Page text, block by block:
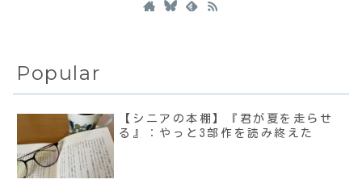
Popular
【シニアの本棚】『君が夏を走らせ
る』：やっと3部作を読み終えた